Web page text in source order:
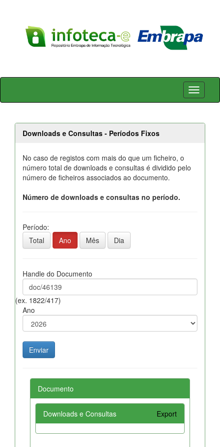
Skip
Downloads e Consultas - Períodos Fixos
No caso de registos com mais do que um ficheiro, o
número total de downloads e consultas é dividido pelo
número de ficheiros associados ao documento.
Número de downloads e consultas no período.
Período:
Total
Ano Mês Dia
Handle do Documento
(ex. 1822/417)
Ano
Documento
Downloads e Consultas Export